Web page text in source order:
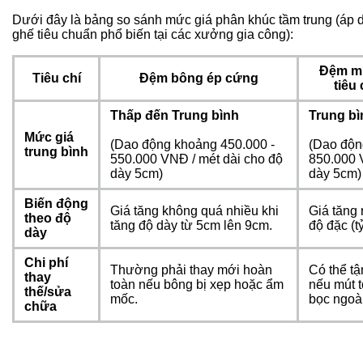
Dưới đây là bảng so sánh mức giá phân khúc tầm trung (áp
ghế tiêu chuẩn phổ biến tại các xưởng gia công):
Tiêu chí Đệm bông ép cứng
Đệm
tiêu
Mức giá
trung bình
Thấp đến Trung bình
(Dao động khoảng 450.000 -
550.000 VNĐ / mét dài cho độ
dày 5cm)
Trung
(Dao
850.000
dày 5cm)
Biến động
theo độ
dày
Giá tăng không quá nhiều khi
tăng độ dày từ 5cm lên 9cm.
Giá tăng
độ đặc
Chi phí
thay
thế/sửa
chữa
Thường phải thay mới hoàn
toàn nếu bông bị xẹp hoặc ẩm
mốc.
Có thể
nếu mút
bọc